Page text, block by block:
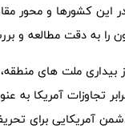
این کشورها و محور
را به دقت مطالعه و
از بیداری ملت های
تجاوزات آمریکا به
آمریکایی برای